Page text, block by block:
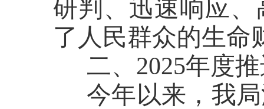
研判、迅速响应
了人民群众的生命
二、 2025年度
今年以来，我